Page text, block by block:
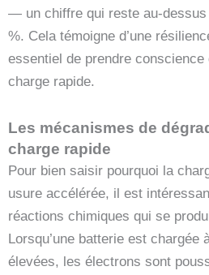
— un chiffre qui reste au-
%. Cela témoigne d’une
essentiel de prendre
charge rapide.
Les mécanismes de
charge rapide
Pour bien saisir pourquoi la
usure accélérée, il est
réactions chimiques qui se
Lorsqu’une batterie est chargée
élevées, les électrons sont